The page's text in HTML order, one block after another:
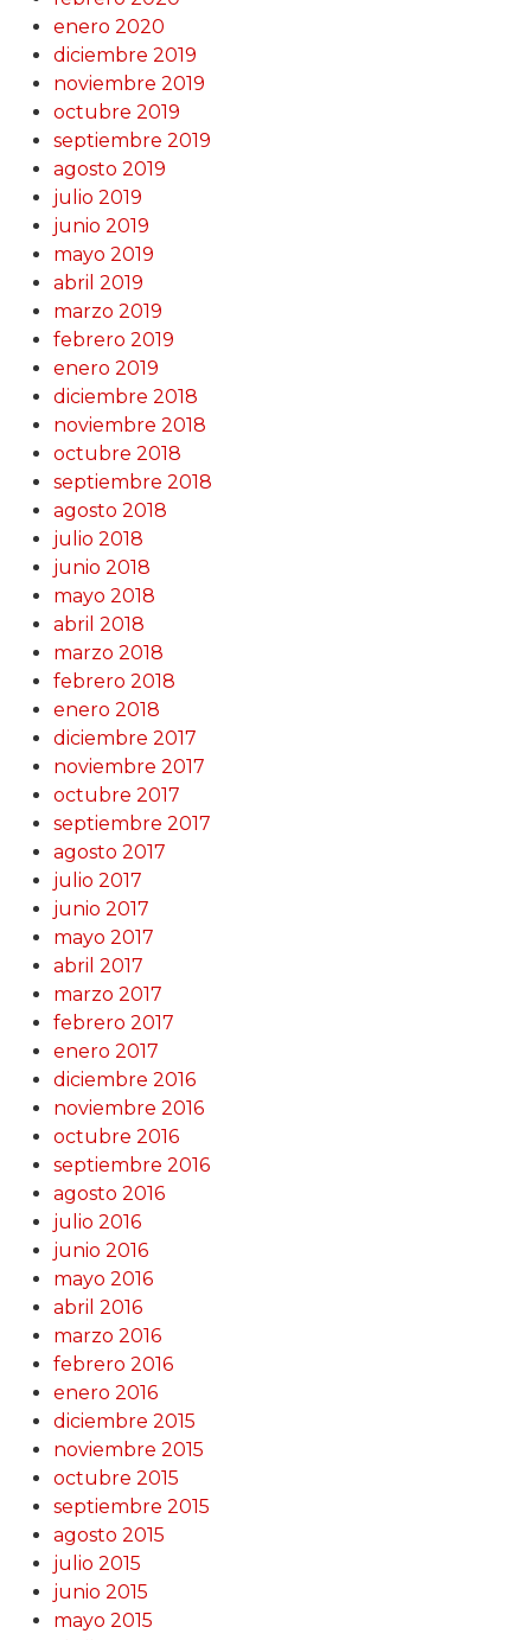
enero 2020
diciembre 2019
noviembre 2019
octubre 2019
septiembre 2019
agosto 2019
julio 2019
junio 2019
mayo 2019
abril 2019
marzo 2019
febrero 2019
enero 2019
diciembre 2018
noviembre 2018
octubre 2018
septiembre 2018
agosto 2018
julio 2018
junio 2018
mayo 2018
abril 2018
marzo 2018
febrero 2018
enero 2018
diciembre 2017
noviembre 2017
octubre 2017
septiembre 2017
agosto 2017
julio 2017
junio 2017
mayo 2017
abril 2017
marzo 2017
febrero 2017
enero 2017
diciembre 2016
noviembre 2016
octubre 2016
septiembre 2016
agosto 2016
julio 2016
junio 2016
mayo 2016
abril 2016
marzo 2016
febrero 2016
enero 2016
diciembre 2015
noviembre 2015
octubre 2015
septiembre 2015
agosto 2015
julio 2015
junio 2015
mayo 2015